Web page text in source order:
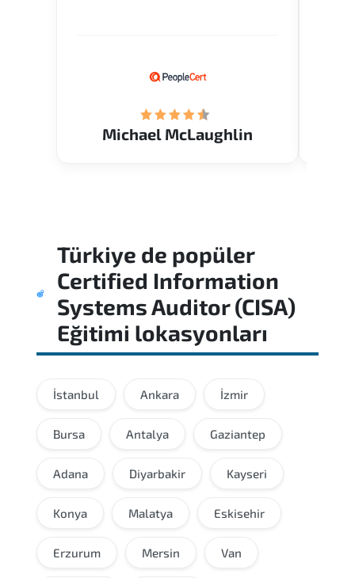
Michael McLaughlin
Türkiye de popüler
Certified Information
Systems Auditor (CISA)
Eğitimi lokasyonları
İstanbul Ankara İzmir
Bursa Antalya Gaziantep
Adana Diyarbakir Kayseri
Konya Malatya Eskisehir
Erzurum Mersin Van